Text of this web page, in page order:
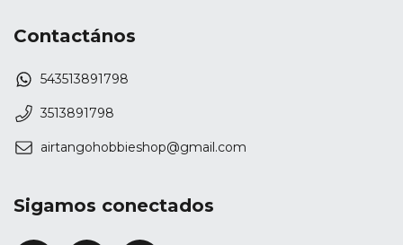
Contactános
543513891798
3513891798
airtangohobbieshop@gmail.com
Sigamos conectados